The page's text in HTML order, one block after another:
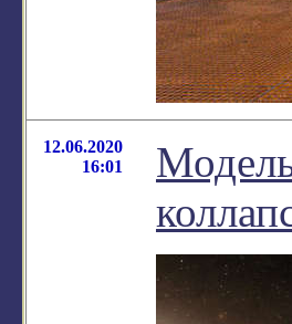
12.06.2020
16:01